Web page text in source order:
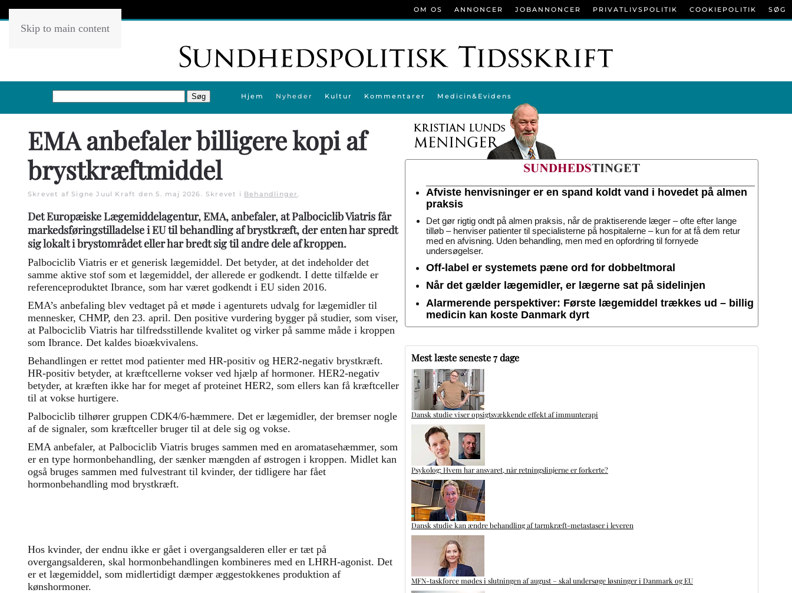
Skip to main content
Hjem Nyheder Kultur Kommentarer Medicin&Evidens
OM OS ANNONCER JOBANNONCER PRIVATLIVSPOLITIK COOKIEPOLITIK SØG
EMA anbefaler billigere kopi af
brystkræftmiddel
Skrevet af Signe Juul Kraft den5. maj 2026. Skrevet i Behandlinger.
Det Europæiske Lægemiddelagentur, EMA, anbefaler, at Palbociclib Viatris får
markedsføringstilladelse i EU til behandling af brystkræft, der enten har spredt
sig lokalt i brystområdet eller har bredt sig til andre dele af kroppen.
Palbociclib Viatris er et generisk lægemiddel. Det betyder, at det indeholder det
samme aktive stof som et lægemiddel, der allerede er godkendt. I dette tilfælde er
referenceproduktet Ibrance, som har været godkendt i EU siden 2016.
EMA’s anbefaling blev vedtaget på et møde i agenturets udvalg for lægemidler til
mennesker, CHMP, den 23. april. Den positive vurdering bygger på studier, som viser,
at Palbociclib Viatris har tilfredsstillende kvalitet og virker på samme måde i kroppen
som Ibrance. Det kaldes bioækvivalens.
Behandlingen er rettet mod patienter med HR-positiv og HER2-negativ brystkræft.
HR-positiv betyder, at kræftcellerne vokser ved hjælp af hormoner. HER2-negativ
betyder, at kræften ikke har for meget af proteinet HER2, som ellers kan få kræftceller
til at vokse hurtigere.
Palbociclib tilhører gruppen CDK4/6-hæmmere. Det er lægemidler, der bremser nogle
af de signaler, som kræftceller bruger til at dele sig og vokse.
EMA anbefaler, at Palbociclib Viatris bruges sammen med en aromatasehæmmer, som
er en type hormonbehandling, der sænker mængden af østrogen i kroppen. Midlet kan
også bruges sammen med fulvestrant til kvinder, der tidligere har fået
hormonbehandling mod brystkræft.
Hos kvinder, der endnu ikke er gået i overgangsalderen eller er tæt på
overgangsalderen, skal hormonbehandlingen kombineres med en LHRH-agonist. Det
er et lægemiddel, som midlertidigt dæmper æggestokkenes produktion af
kønshormoner.
Afviste henvisninger er en spand koldt vand i hovedet på almen
praksis
Det gør rigtig ondt på almen praksis, når de praktiserende læger – ofte efter lange
tilløb – henviser patienter til specialisterne på hospitalerne – kun for at få dem retur
med en afvisning. Uden behandling, men med en opfordring til fornyede
undersøgelser.
Off-label er systemets pæne ord for dobbeltmoral
Når det gælder lægemidler, er lægerne sat på sidelinjen
Alarmerende perspektiver: Første lægemiddel trækkes ud – billig
medicin kan koste Danmark dyrt
Mest læste seneste 7 dage
Dansk studie viser opsigtsvækkende effekt af immunterapi
Psykolog: Hvem har ansvaret, når retningslinjerne er forkerte?
Dansk studie kan ændre behandling af tarmkræft-metastaser i leveren
MFN-taskforce mødes i slutningen af august – skal undersøge løsninger i Danmark og EU